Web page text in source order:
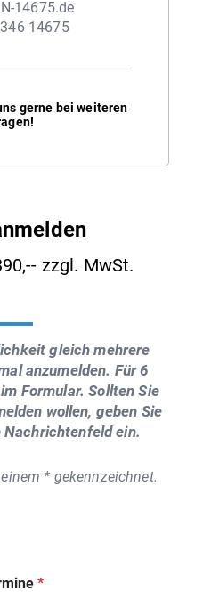
14675.de
14675
gerne bei weiteren
zzgl. MwSt.
gleich mehrere
anzumelden. Für 6
Formular. Sollten Sie
wollen, geben Sie
ein.
* gekennzeichnet.